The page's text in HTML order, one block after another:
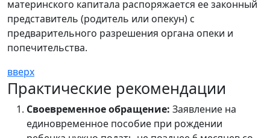
материнского капитала распоряжается ее законный
представитель (родитель или опекун) с
предварительного разрешения органа опеки и
попечительства.
вверх
Практические рекомендации
Своевременное обращение: Заявление на
единовременное пособие при рождении